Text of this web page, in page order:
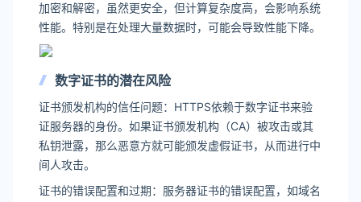
加密和解密，虽然更安全，但计算复杂度高，会影响系统
性能。特别是在处理大量数据时，可能会导致性能下降。
数字证书的潜在风险
证书颁发机构的信任问题：HTTPS依赖于数字证书来验
证服务器的身份。如果证书颁发机构（CA）被攻击或其
私钥泄露，那么恶意方就可能颁发虚假证书，从而进行中
间人攻击。
证书的错误配置和过期：服务器证书的错误配置，如域名